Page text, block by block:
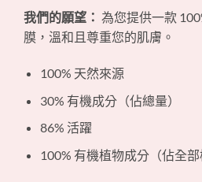
我們的願望： 為您提供一款
膜，溫和且尊重您的肌膚。
100% 天然來源
30% 有機成分（佔總量）
86% 活躍
100% 有機植物成分（佔全部